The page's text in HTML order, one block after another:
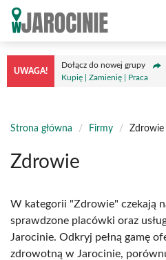
Przejdź
treści
UWAGA!
Dołącz do nowej grupy
Kupię | Zamienię | Praca
Strona główna / Firmy / Zdrowie
Zdrowie
W kategorii "Zdrowie" czekają
sprawdzone placówki oraz
Jarocinie. Odkryj pełną gamę
zdrowotną w Jarocinie,